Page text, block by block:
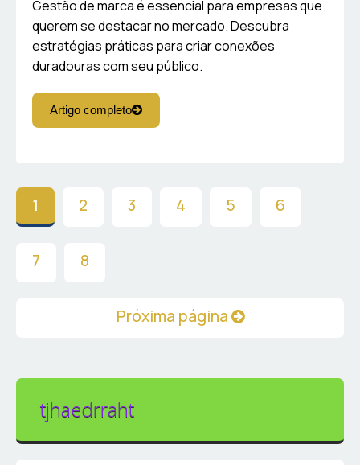
Gestão de marca é essencial para empresas que
querem se destacar no mercado. Descubra
estratégias práticas para criar conexões
duradouras com seu público.
Artigo completo
1 2 3 4 5 6
7 8
Próxima página
tjhaedrraht